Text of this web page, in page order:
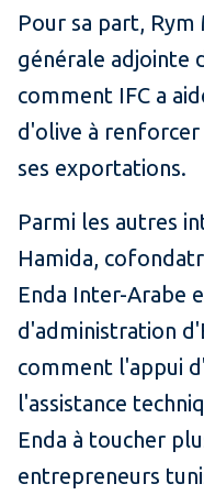
Pour sa part,
générale adjointe
comment IFC a
d'olive à
ses exportations.
Parmi les autres
Hamida,
Enda Inter-Arabe
d'administration
comment l'appui
l'assistance
Enda à toucher
entrepreneurs